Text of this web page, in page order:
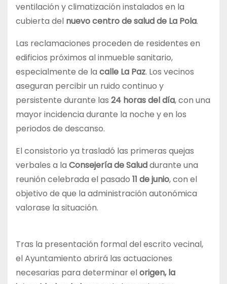
ventilación y climatización instalados en la
cubierta del nuevo centro de salud de La Pola.
Las reclamaciones proceden de residentes en
edificios próximos al inmueble sanitario,
especialmente de la calle La Paz. Los vecinos
aseguran percibir un ruido continuo y
persistente durante las 24 horas del día, con una
mayor incidencia durante la noche y en los
periodos de descanso.
El consistorio ya trasladó las primeras quejas
verbales a la Consejería de Saluddurante una
reunión celebrada el pasado 11 de junio, con el
objetivo de que la administración autonómica
valorase la situación.
Tras la presentación formal del escrito vecinal,
el Ayuntamiento abrirá las actuaciones
necesarias para determinar elorigen, la